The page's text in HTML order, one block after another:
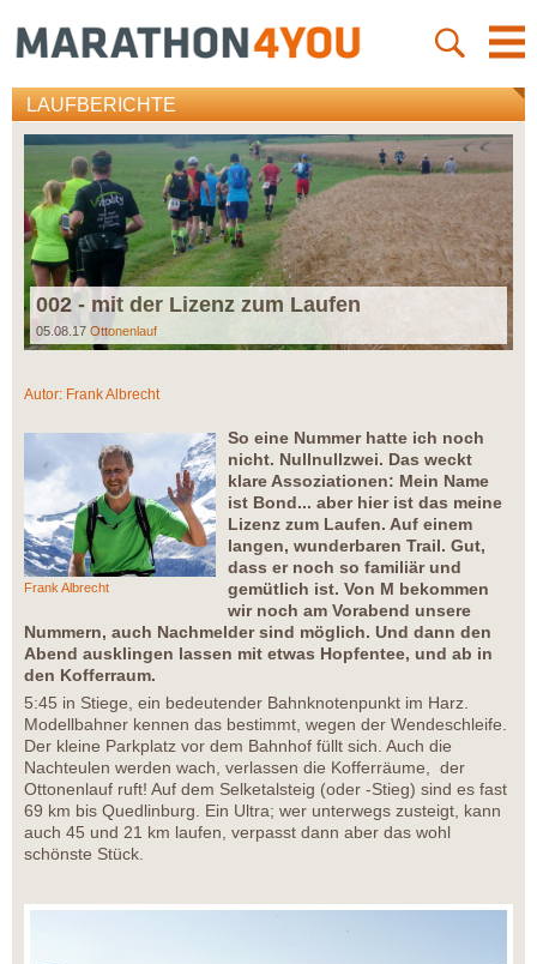
LAUFBERICHTE
002 - mit der Lizenz zum Laufen
05.08.17 Ottonenlauf
Autor: Frank Albrecht
Frank Albrecht
So eine Nummer hatte ich noch
nicht. Nullnullzwei. Das weckt
klare Assoziationen: Mein Name
ist Bond... aber hier ist das meine
Lizenz zum Laufen. Auf einem
langen, wunderbaren Trail. Gut,
dass er noch so familiär und
gemütlich ist. Von M bekommen
wir noch am Vorabend unsere
Nummern, auch Nachmelder sind möglich. Und dann den
Abend ausklingen lassen mit etwas Hopfentee, und ab in
den Kofferraum.
5:45 in Stiege, ein bedeutender Bahnknotenpunkt im Harz.
Modellbahner kennen das bestimmt, wegen der Wendeschleife.
Der kleine Parkplatz vor dem Bahnhof füllt sich. Auch die
Nachteulen werden wach, verlassen die Kofferräume, der
Ottonenlauf ruft! Auf dem Selketalsteig (oder -Stieg) sind es fast
69 km bis Quedlinburg. Ein Ultra; wer unterwegs zusteigt, kann
auch 45 und 21 km laufen, verpasst dann aber das wohl
schönste Stück.